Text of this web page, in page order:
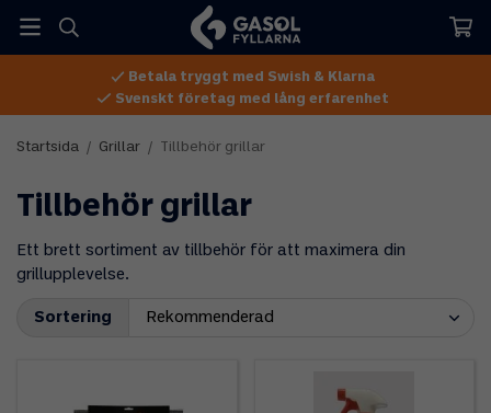
Betala tryggt med Swish & Klarna
Svenskt företag med lång erfarenhet
Startsida / Grillar / Tillbehör grillar
Tillbehör grillar
Ett brett sortiment av tillbehör för att maximera din
grillupplevelse.
Sortering